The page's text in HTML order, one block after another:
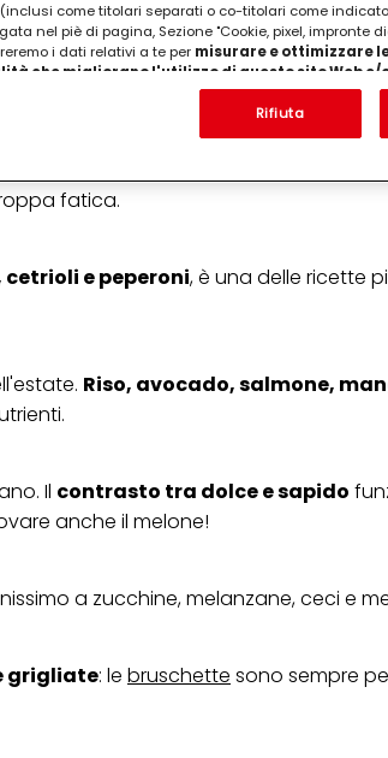
olive, mais, mozzarella e
casa.
olive nere e un filo d’olio
fatica.
e peperoni, è una delle ricette
Riso, avocado, salmone,
Il contrasto tra dolce e sapido
anche il melone!
a zucchine, melanzane, ceci e
grigliate: le bruschette sono sempre
come titolari separati o co-titolari come
nel piè di pagina, Sezione "Cookie, pixel, impronte
i dati relativi a te per misurare e ottimizzare
che migliorano l'utilizzo di questo sito Web e/
di questo sito Web e le tue interazioni commerciali
per) e su tale base tracciare i tuoi acquisti dei nostri
entità commerciali e creare profili individuali su di
(di terzi) tramite i dispositivi assegnati a te o alla tua
pubblicitarie.
Pixel, Impronte digitali e tecnologie simili"). Puoi
disabilitando i cookie sul nostro sito web nella sezione
sui cookie utilizzati su questo sito Web, in
informazioni sul trattamento dei tuoi dati / sull'uso
su "Accetta tutto", acconsenti all'uso dei
Rifiuta